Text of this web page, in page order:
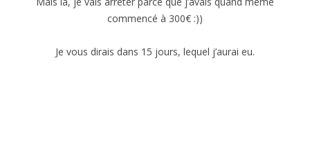
commencé à 300€ :))
Je vous dirais dans 15 jours, lequel j’aurai eu.